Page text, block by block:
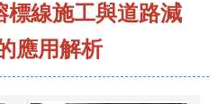
標線施工與道路減
應用解析